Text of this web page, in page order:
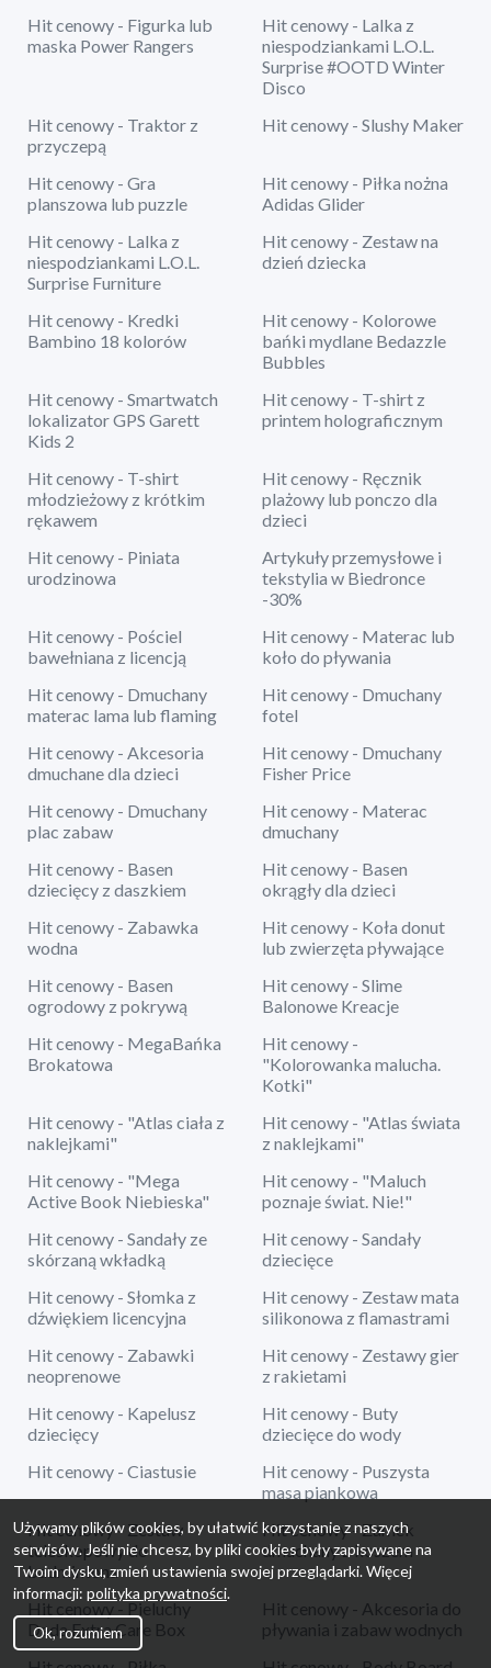
Hit cenowy - Figurka lub
maska Power Rangers
Hit cenowy - Lalka z
niespodziankami L.O.L.
Surprise #OOTD Winter
Disco
Hit cenowy - Traktor z
przyczepą
Hit cenowy - Slushy Maker
Hit cenowy - Gra
planszowa lub puzzle
Hit cenowy - Piłka nożna
Adidas Glider
Hit cenowy - Lalka z
niespodziankami L.O.L.
Surprise Furniture
Hit cenowy - Zestaw na
dzień dziecka
Hit cenowy - Kredki
Bambino 18 kolorów
Hit cenowy - Kolorowe
bańki mydlane Bedazzle
Bubbles
Hit cenowy - Smartwatch
lokalizator GPS Garett
Kids 2
Hit cenowy - T-shirt z
printem holograficznym
Hit cenowy - T-shirt
młodzieżowy z krótkim
rękawem
Hit cenowy - Ręcznik
plażowy lub ponczo dla
dzieci
Hit cenowy - Piniata
urodzinowa
Artykuły przemysłowe i
tekstylia w Biedronce
-30%
Hit cenowy - Pościel
bawełniana z licencją
Hit cenowy - Materac lub
koło do pływania
Hit cenowy - Dmuchany
materac lama lub flaming
Hit cenowy - Dmuchany
fotel
Hit cenowy - Akcesoria
dmuchane dla dzieci
Hit cenowy - Dmuchany
Fisher Price
Hit cenowy - Dmuchany
plac zabaw
Hit cenowy - Materac
dmuchany
Hit cenowy - Basen
dziecięcy z daszkiem
Hit cenowy - Basen
okrągły dla dzieci
Hit cenowy - Zabawka
wodna
Hit cenowy - Koła donut
lub zwierzęta pływające
Hit cenowy - Basen
ogrodowy z pokrywą
Hit cenowy - Slime
Balonowe Kreacje
Hit cenowy - MegaBańka
Brokatowa
Hit cenowy -
"Kolorowanka malucha.
Kotki"
Hit cenowy - "Atlas ciała z
naklejkami"
Hit cenowy - "Atlas świata
z naklejkami"
Hit cenowy - "Mega
Active Book Niebieska"
Hit cenowy - "Maluch
poznaje świat. Nie!"
Hit cenowy - Sandały ze
skórzaną wkładką
Hit cenowy - Sandały
dziecięce
Hit cenowy - Słomka z
dźwiękiem licencyjna
Hit cenowy - Zestaw mata
silikonowa z flamastrami
Hit cenowy - Zabawki
neoprenowe
Hit cenowy - Zestawy gier
z rakietami
Hit cenowy - Kapelusz
dziecięcy
Hit cenowy - Buty
dziecięce do wody
Hit cenowy - Ciastusie
Hit cenowy - Puszysta
masa piankowa
Hit cenowy - Zestaw
teleskopowy do
badmintona
Hit cenowy - Zamek
dmuchany z koszem
Hit cenowy - Pieluchy
Dada Extra Care Box
Hit cenowy - Akcesoria do
pływania i zabaw wodnych
Używamy plików cookies, by ułatwić korzystanie z naszych
serwisów. Jeśli nie chcesz, by pliki cookies były zapisywane na
Twoim dysku, zmień ustawienia swojej przeglądarki. Więcej
informacji: polityka prywatności.
Ok, rozumiem